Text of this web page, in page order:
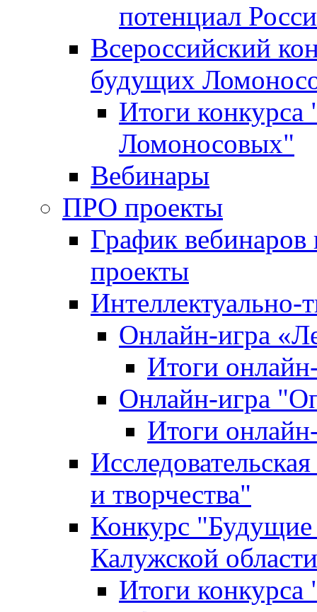
потенциал
Всероссийский
будущих
Итоги
Ломоносовых"
Вебинары
ПРО проекты
График
проекты
Интеллектуально-
Онлайн-игра
Итоги
Онлайн-игра
Итоги
и творчества"
Конкурс
Калужской области
Итоги